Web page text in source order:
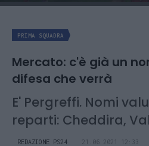
PRIMA SQUADRA
Mercato: c'è già un
difesa che verrà
E' Pergreffi. Nomi
reparti: Cheddira,
REDAZIONE PS24 21.06.2021 12:33